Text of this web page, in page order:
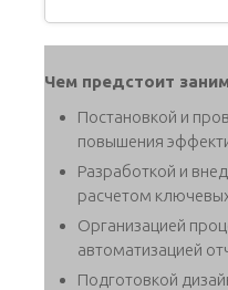
Чем предстоит
Постановкой и
повышения
Разработкой и
расчетом
Организацией
автоматизацией
Подготовкой